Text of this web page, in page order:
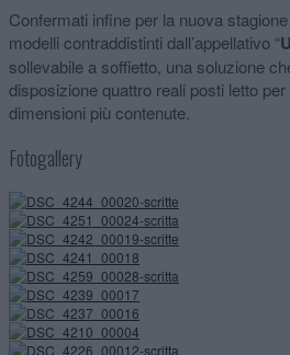
Confermati infine per la nuova
modelli contraddistinti dall’appellativo “
sollevabile a soffietto, una soluzione
disposizione quattro reali posti letto
dimensioni più contenute.
Fotogallery